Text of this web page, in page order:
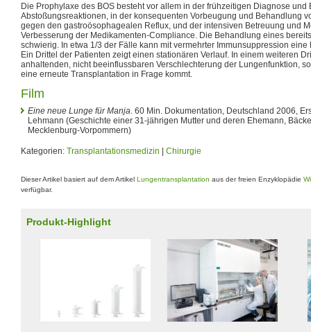
Die Prophylaxe des BOS besteht vor allem in der frühzeitigen Diagnose
Abstoßungsreaktionen, in der konsequenten Vorbeugung und Behandlung
gegen den gastroösophagealen Reflux, und der intensiven Betreuung und
Verbesserung der Medikamenten-Compliance. Die Behandlung eines
schwierig. In etwa 1/3 der Fälle kann mit vermehrter Immunsuppression
Ein Drittel der Patienten zeigt einen stationären Verlauf. In einem weiteren
anhaltenden, nicht beeinflussbaren Verschlechterung der Lungenfunktion,
eine erneute Transplantation in Frage kommt.
Film
Eine neue Lunge für Manja. 60 Min. Dokumentation, Deutschland 2006,
Lehmann (Geschichte einer 31-jährigen Mutter und deren Ehemann,
Mecklenburg-Vorpommern)
Kategorien: Transplantationsmedizin Chirurgie
Dieser Artikel basiert auf dem Artikel Lungentransplantation aus der freien Enzyklopädie
verfügbar.
Produkt-Highlight